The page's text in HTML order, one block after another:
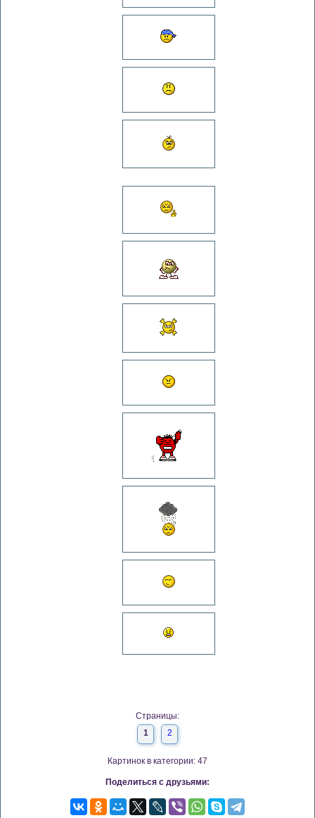
Страницы:
1
2
Картинок в категории: 47
Поделиться с друзьями: